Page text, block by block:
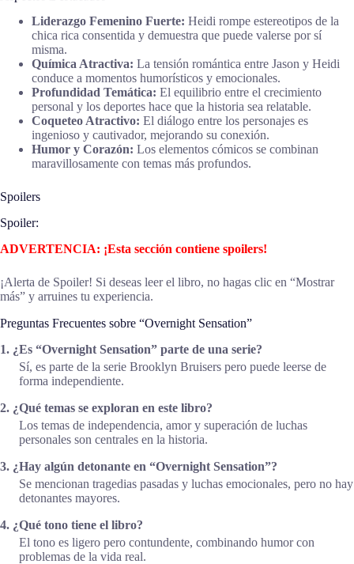
Liderazgo Femenino Fuerte: Heidi rompe estereotipos de la
chica rica consentida y demuestra que puede valerse por sí
misma.
Química Atractiva: La tensión romántica entre Jason y Heidi
conduce a momentos humorísticos y emocionales.
Profundidad Temática: El equilibrio entre el crecimiento
personal y los deportes hace que la historia sea relatable.
Coqueteo Atractivo: El diálogo entre los personajes es
ingenioso y cautivador, mejorando su conexión.
Humor y Corazón: Los elementos cómicos se combinan
maravillosamente con temas más profundos.
Spoilers
Spoiler:
ADVERTENCIA: ¡Esta sección contiene spoilers!
¡Alerta de Spoiler! Si deseas leer el libro, no hagas clic en “Mostrar
más” y arruines tu experiencia.
Preguntas Frecuentes sobre “Overnight Sensation”
1. ¿Es “Overnight Sensation” parte de una serie?
Sí, es parte de la serie Brooklyn Bruisers pero puede leerse de
forma independiente.
2. ¿Qué temas se exploran en este libro?
Los temas de independencia, amor y superación de luchas
personales son centrales en la historia.
3. ¿Hay algún detonante en “Overnight Sensation”?
Se mencionan tragedias pasadas y luchas emocionales, pero no hay
detonantes mayores.
4. ¿Qué tono tiene el libro?
El tono es ligero pero contundente, combinando humor con
problemas de la vida real.